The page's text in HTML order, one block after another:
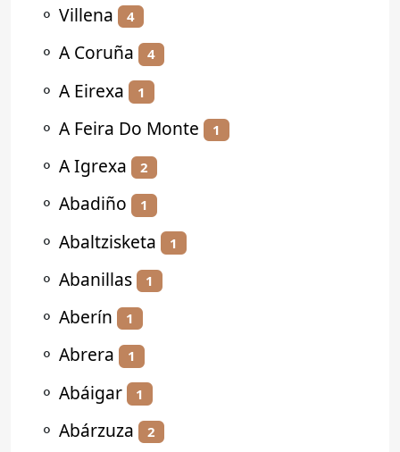
⚬ Villena 4
⚬ A Coruña 4
⚬ A Eirexa 1
⚬ A Feira Do Monte 1
⚬ A Igrexa 2
⚬ Abadiño 1
⚬ Abaltzisketa 1
⚬ Abanillas 1
⚬ Aberín 1
⚬ Abrera 1
⚬ Abáigar 1
⚬ Abárzuza 2